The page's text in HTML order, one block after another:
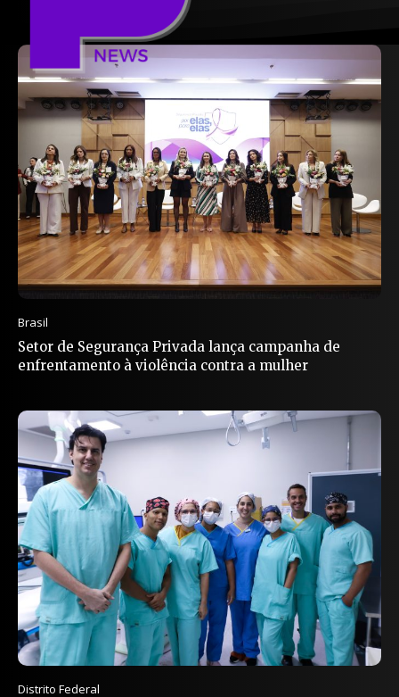
Brasil
Setor de Segurança Privada lança campanha de
enfrentamento à violência contra a mulher
Distrito Federal